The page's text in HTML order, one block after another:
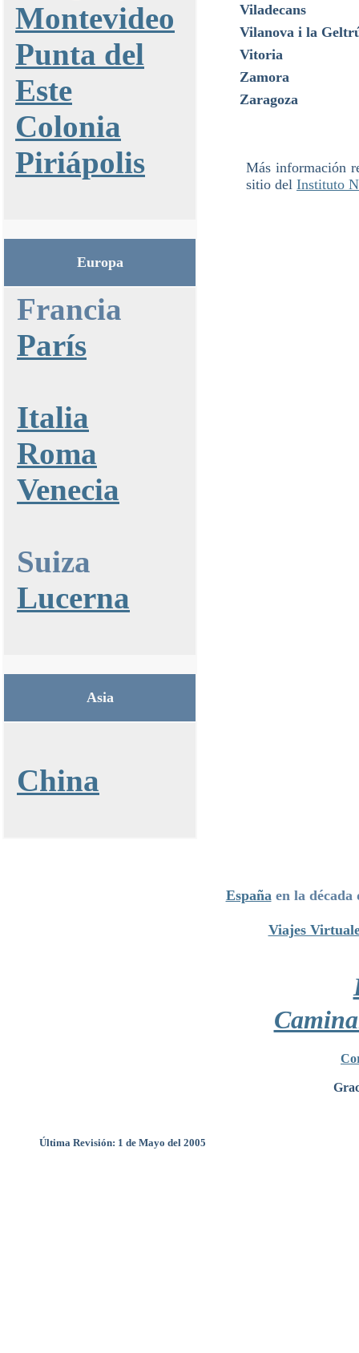
Montevideo
Punta del
Este
Colonia
Piriápolis
Europa
Francia
París
Italia
Roma
Venecia
Suiza
Lucerna
Asia
China
Viladecans
Vilanova i la
Vitoria
Zamora
Zaragoza
Más información
sitio del Instituto
Españaen la década
Viajes
Última Revisión: 1 de Mayo del 2005